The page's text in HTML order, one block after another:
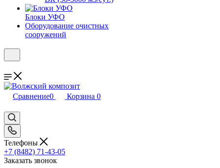
Блоки УФО
Оборудование очистных
сооружений
Сравнение0 Корзина 0
Телефоны
+7 (8482) 71-43-05
Заказать звонок